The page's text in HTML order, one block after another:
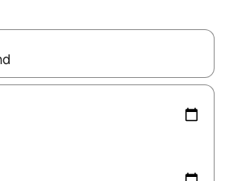
გახდება, ნავიგაციისთვის